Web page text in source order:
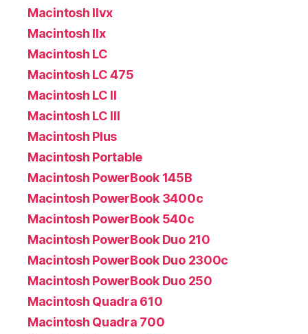
Macintosh IIvx
Macintosh IIx
Macintosh LC
Macintosh LC 475
Macintosh LC II
Macintosh LC III
Macintosh Plus
Macintosh Portable
Macintosh PowerBook 145B
Macintosh PowerBook 3400c
Macintosh PowerBook 540c
Macintosh PowerBook Duo 210
Macintosh PowerBook Duo 2300c
Macintosh PowerBook Duo 250
Macintosh Quadra 610
Macintosh Quadra 700